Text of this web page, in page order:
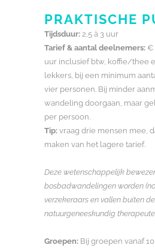
PRAKTISCHE
Tijdsduur: 2,5 à 3 uur
Tarief & aantal deelnemers: €
uur inclusief btw, koffie/thee
lekkers, bij een minimum
vier personen. Bij minder
wandeling doorgaan, maar
per persoon.
Tip: vraag drie mensen mee,
maken van het lagere tarief.
Deze wetenschappelijk
bosbadwandelingen worden
verzekeraars en vallen buiten
natuurgeneeskundig
Groepen: Bij groepen vanaf